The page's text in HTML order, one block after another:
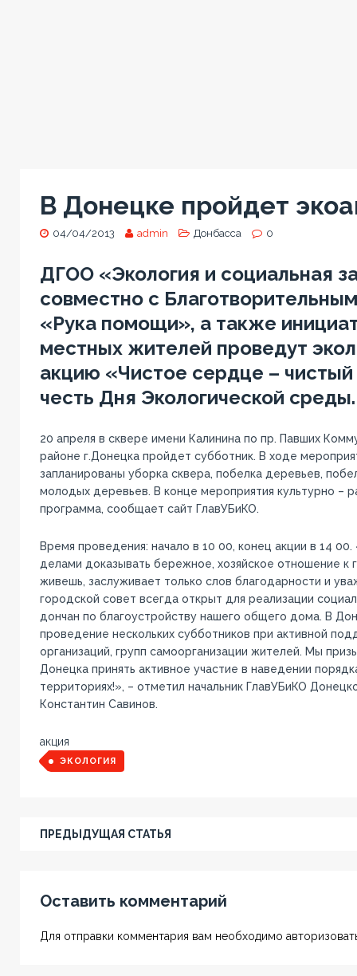
В Донецке пройдет
04/04/2013 admin Донбасса 0
ДГОО «Экология и социальная
совместно с
«Рука помощи», а также
местных жителей проведут
акцию «Чистое сердце – чистый
честь Дня Экологической среды.
20 апреля в сквере имени Калинина по пр. Павших
районе г.Донецка пройдет субботник. В ходе
запланированы уборка сквера, побелка деревьев,
молодых деревьев. В конце мероприятия культурно –
программа, сообщает сайт ГлавУБиКО.
Время проведения: начало в 10 00, конец акции в 14
делами доказывать бережное, хозяйское отношение к
живешь, заслуживает только слов благодарности и
городской совет всегда открыт для реализации
дончан по благоустройству нашего общего дома. В
проведение нескольких субботников при активной
организаций, групп самоорганизации жителей. Мы
Донецка принять активное участие в наведении
территориях!», – отметил начальник ГлавУБиКО
Константин Савинов.
акция
ЭКОЛОГИЯ
ПРЕДЫДУЩАЯ СТАТЬЯ
Оставить комментарий
Для отправки комментария вам необходимо